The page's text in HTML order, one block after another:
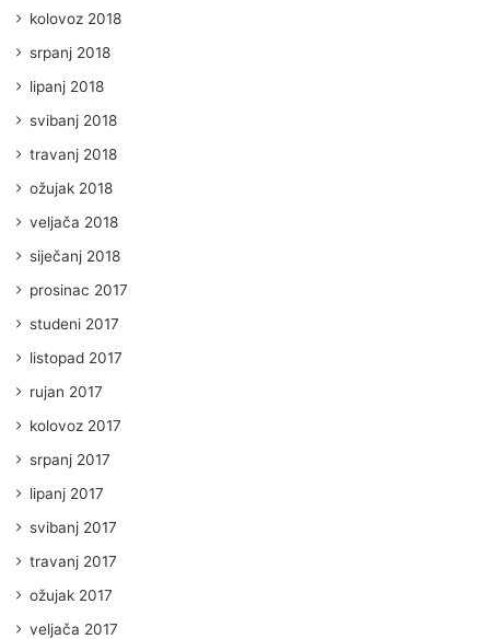
kolovoz 2018
srpanj 2018
lipanj 2018
svibanj 2018
travanj 2018
ožujak 2018
veljača 2018
siječanj 2018
prosinac 2017
studeni 2017
listopad 2017
rujan 2017
kolovoz 2017
srpanj 2017
lipanj 2017
svibanj 2017
travanj 2017
ožujak 2017
veljača 2017